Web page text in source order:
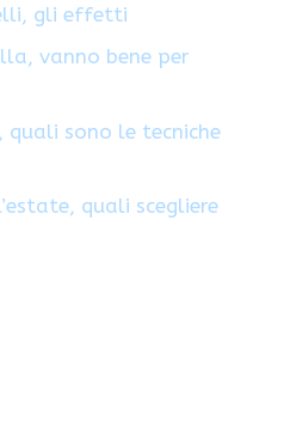
gli effetti
vanno bene per
quali sono le tecniche
quali scegliere